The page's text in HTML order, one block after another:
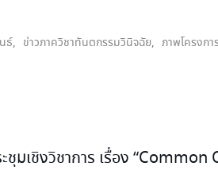
ธ์, ข่าวภาควิชาทันตกรรมวินิจฉัย, ภาพโครงก
ชุมเชิงวิชาการ เรื่อง